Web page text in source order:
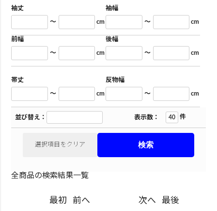
袖丈
～ cm
袖幅
～ cm
前幅
～ cm
後幅
～ cm
帯丈
～ cm
反物幅
～ cm
並び替え： 表示数： 件
選択項目をクリア
全商品の検索結果一覧
最初 前へ 次へ 最後